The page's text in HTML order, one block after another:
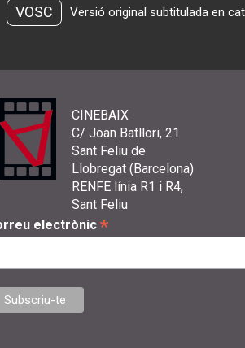
VOSC Versió original subtitulada en
CINEBAIX
C/ Joan Batllori, 21
Sant Feliu de
Llobregat (Barcelona)
RENFE línia R1 i R4,
Sant Feliu
electrònic *